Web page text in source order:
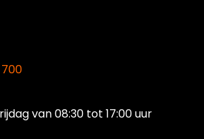
van 08:30 tot 17:00 uur